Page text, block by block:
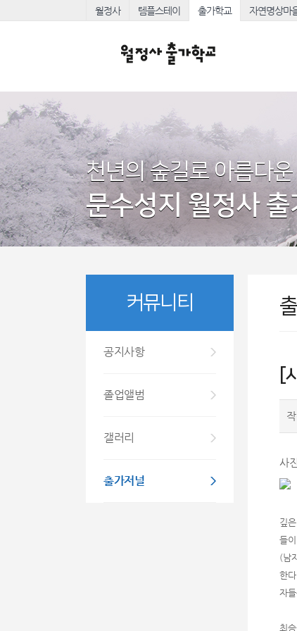
월정사 템플스테이 출가학교 자연명상마
천년의 숲길로 아름다운
문수성지 월정사
커뮤니티
공지사항
졸업앨범
갤러리
출가저널
[
사
깊
들
(남
한
자
최